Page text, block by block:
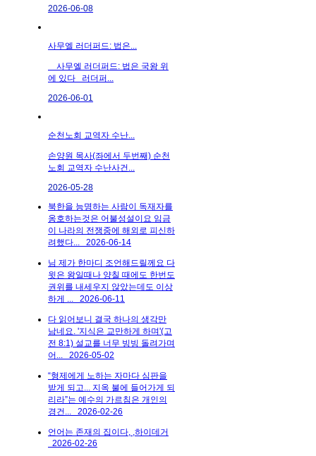
2026-06-08
사무엘 러더퍼드: 법은...
사무엘 러더퍼드: 법은 국왕 위
에 있다 러더퍼...
2026-06-01
순천노회 교역자 수난...
손양원 목사(좌에서 두번째) 순천
노회 교역자 수난사건...
2026-05-28
북한을 능명하는 사람이 독재자를
옹호하는것은 어불성설이요 임금
이 나라의 전쟁중에 해외로 피신하
려했다...
2026-06-14
님 제가 한마디 조언해드릴께요 다
윗은 왕일때나 양칠 때에도 한번도
권위를 내세우지 않았는데도 이상
하게 ...
2026-06-11
다 읽어보니 결국 하나의 생각만
남네요. '지식은 교만하게 하며'(고
전 8:1) 설교를 너무 빙빙 돌려가며
어...
2026-05-02
“형제에게 노하는 자마다 심판을
받게 되고... 지옥 불에 들어가게 되
리라”는 예수의 가르침은 개인의
경건...
2026-02-26
언어는 존재의 집이다, ,하이데거
2026-02-26